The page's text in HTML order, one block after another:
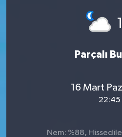
Parçalı
16 Mart
22:45
Nem: %88,